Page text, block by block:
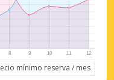
mínimo reserva / mes